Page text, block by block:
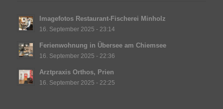
Imagefotos Restaurant-Fischerei Minholz
16. September 2025 - 23:14
Ferienwohnung in Übersee am Chiemsee
16. September 2025 - 22:36
Arztpraxis Orthos, Prien
16. September 2025 - 22:25